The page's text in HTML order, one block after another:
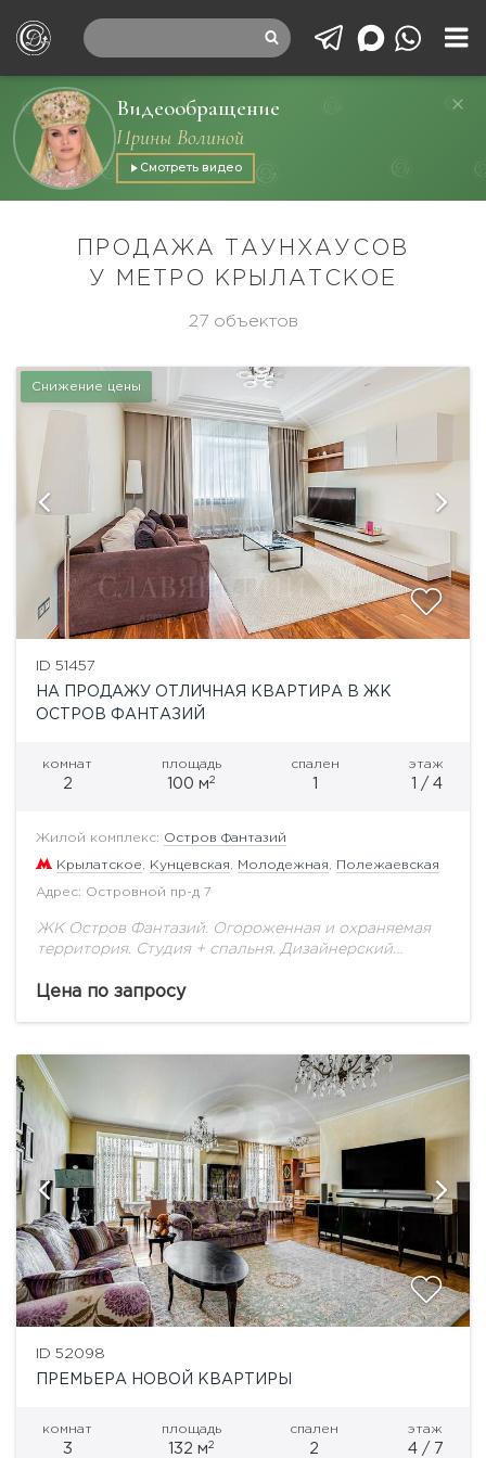
Видеообращение
Ирины Волиной
Смотреть видео
ПРОДАЖА ТАУНХАУСОВ
У МЕТРО КРЫЛАТСКОЕ
27 объектов
Снижение цены
ID 51457
НА ПРОДАЖУ ОТЛИЧНАЯ КВАРТИРА В ЖК
ОСТРОВ ФАНТАЗИЙ
комнат
2
площадь
100 м2
спален
1
этаж
1 / 4
Жилой комплекс: Остров Фантазий
Крылатское Кунцевская Молодежная Полежаевская
Адрес: Островной пр-д 7
ЖК Остров Фантазий. Огороженная и охраняемая
территория. Студия + спальня. Дизайнерский
производителей.
Цена по запросу
ID 52098
ПРЕМЬЕРА НОВОЙ КВАРТИРЫ
комнат
3
площадь
132 м2
спален
2
этаж
4 / 7